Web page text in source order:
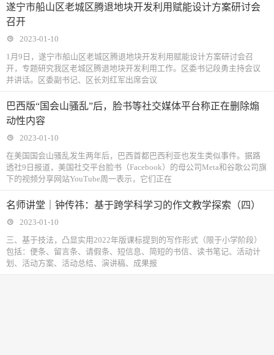
遂宁市船山区老城区腾退地块开发利用赋能设计方案研讨会
召开
2023-01-10
1月9日，遂宁市船山区老城区腾退地块开发利用赋能设计方案研讨会召
开，专题研究我区老城区腾退地块开发利用工作。区委书记段勇主持会议
并讲话。区委副书记、区长刘红军出席会议
巴西版“国会山骚乱”后，脸书等社交媒体平台称正在删除煽
动性内容
2023-01-10
在美国国会山骚乱发生两年后，巴西首都巴西利亚也发生类似事件。据路
透社9日报道，美国社交平台脸书（Facebook）的母公司Meta和谷歌公司旗
下的视频分享网站YouTube周一表示，它们正在
名师讲堂｜钟传祎：基于跨学科学习的作文教学探索（四）
2023-01-10
三、基于技法，凸显实用2022年版课标提到的写作形式（限于小学阶段）
包括：便条、留言条、请假条、短信息、简短的书信、读书笔记、活动计
划、活动方案、活动总结、演讲稿、成果报